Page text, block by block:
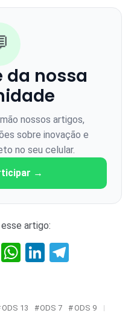
da nossa
nossos artigos,
sobre inovação e
no seu celular.
→
artigo:
EmailWhatsApp
LinkedIn
ODS 13 ODS 7 ODS 9